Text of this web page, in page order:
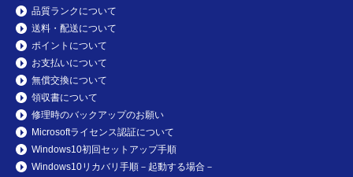
品質ランクについて
送料・配送について
ポイントについて
お支払いについて
無償交換について
領収書について
修理時のバックアップのお願い
Microsoftライセンス認証について
Windows10初回セットアップ手順
Windows10リカバリ手順－起動する場合－